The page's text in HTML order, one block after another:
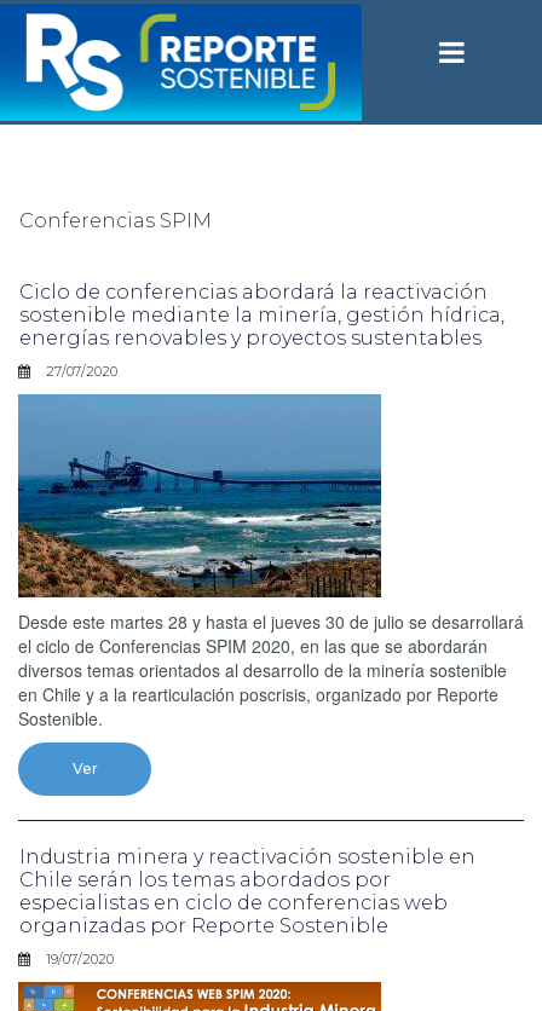
Conferencias SPIM
Ciclo de conferencias abordará la reactivación
sostenible mediante la minería, gestión hídrica,
energías renovables y proyectos sustentables
27/07/2020
Desde este martes 28 y hasta el jueves 30 de julio se desarrollará
el ciclo de Conferencias SPIM 2020, en las que se abordarán
diversos temas orientados al desarrollo de la minería sostenible
en Chile y a la rearticulación poscrisis, organizado por Reporte
Sostenible.
Ver
Industria minera y reactivación sostenible en
Chile serán los temas abordados por
especialistas en ciclo de conferencias web
organizadas por Reporte Sostenible
19/07/2020